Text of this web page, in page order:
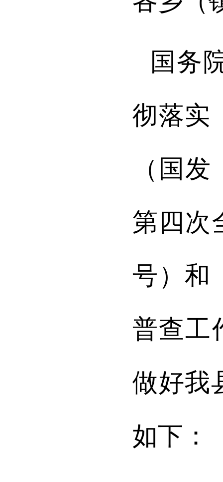
国务
彻落实
（国发
第四次
号）和
普查工
做好我
如下：